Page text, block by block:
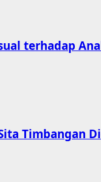
terhadap
Timbangan